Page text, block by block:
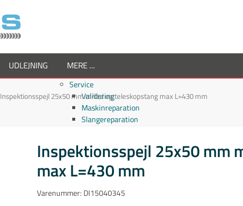
UDLEJNING MERE ...
Service
Validering
Maskinreparation
Slangereparation
Virksomheden
Supplier
Medarbejdere
Job hos TornboSvejs
Kvalitetspolitik
Inspektionsspejl 25x50 mm m/led og teleskopstang max L=430 mm
Inspektionsspejl 25x50 mm
max L=430 mm
Varenummer: DI15040345